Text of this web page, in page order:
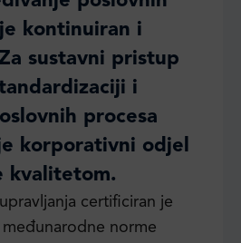
kontinuiran i
sustavni pristup
i
procesa
korporativni odjel
kvalitetom.
certificiran je
norme